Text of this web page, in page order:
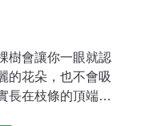
樹會讓你一眼就認
的花朵，也不會吸
長在枝條的頂端展